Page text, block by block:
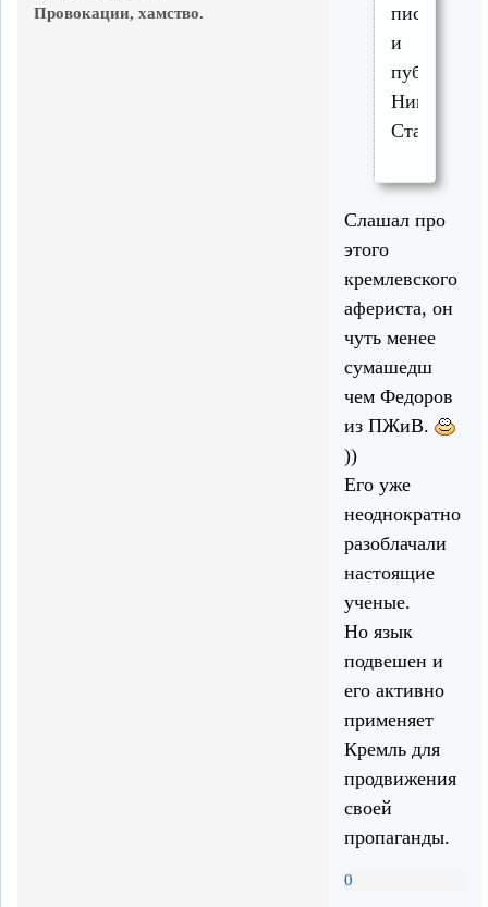
Провокации, хамство.
писатель
и
публицист
Николай
Стариков.
Слашал про
этого
кремлевского
афериста, он
чуть менее
сумашедш
чем Федоров
из ПЖиВ.
))
Его уже
неоднократно
разоблачали
настоящие
ученые.
Но язык
подвешен и
его активно
применяет
Кремль для
продвижения
своей
пропаганды.
0